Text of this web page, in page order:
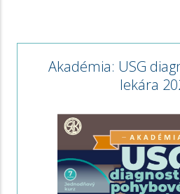
Akadémia: USG
lekára